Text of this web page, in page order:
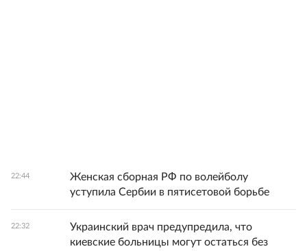
22:44
Женская сборная РФ по волейболу
уступила Сербии в пятисетовой борьбе
22:32
Украинский врач предупредила, что
киевские больницы могут остаться без